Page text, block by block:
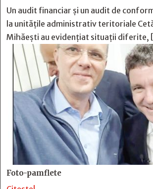
Un audit financiar și un audit de
la unitățile administrativ teritoriale
Mihăești au evidențiat situații diferite,
Foto-pamflete